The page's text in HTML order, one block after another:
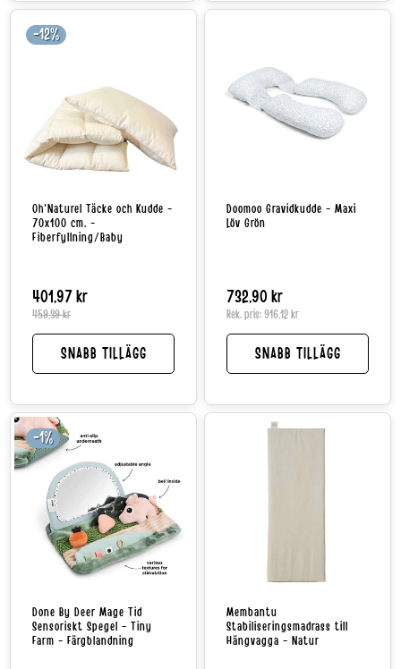
-12%
Oh'Naturel Täcke och Kudde -
70x100 cm. -
Fiberfyllning/Baby
401,97 kr Normalpris
459,39 kr
SNABB TILLÄGG
Doomoo Gravidkudde - Maxi
Löv Grön
Normalpris
732,90 kr
Rek. pris: 916,12 kr
SNABB TILLÄGG
-1%
Done By Deer Mage Tid
Sensoriskt Spegel - Tiny
Farm - Färgblandning
Membantu
Stabiliseringsmadrass till
Hängvagga - Natur